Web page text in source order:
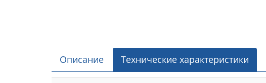
Описание Технические характеристики